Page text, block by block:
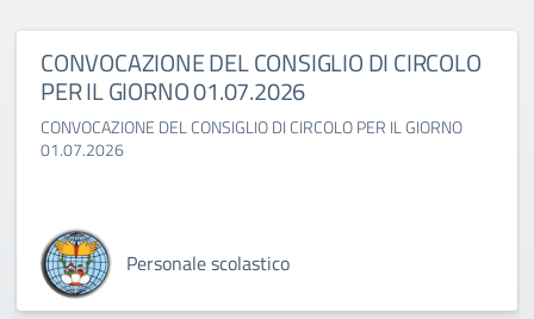
CONVOCAZIONE DEL CONSIGLIO DI CIRCOLO
PER IL GIORNO 01.07.2026
CONVOCAZIONE DEL CONSIGLIO DI CIRCOLO PER IL GIORNO
01.07.2026
Personale scolastico